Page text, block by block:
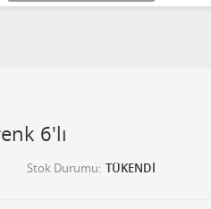
6'lı
Stok Durumu TÜKENDİ